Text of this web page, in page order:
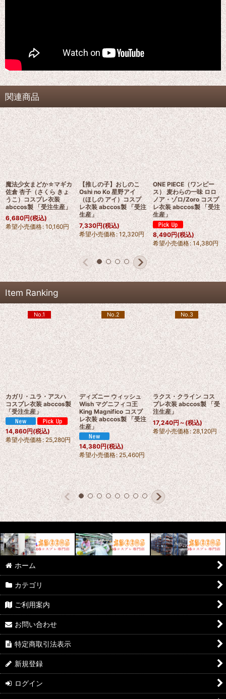
関連商品
魔法少女まどか☆マギカ
佐倉 杏子（さくら きょ
うこ）コスプレ衣装
abccos製 「受注生産」
6,680円(税込)
希望小売価格: 10,160円
【推しの子】おしのこ
Oshi no Ko 星野アイ
（ほしの アイ）コスプ
レ衣装 abccos製 「受注
生産」
7,330円(税込)
希望小売価格: 12,320円
ONE PIECE（ワンピー
ス） 麦わらの一味 ロロ
ノア・ゾロ/Zoro コスプ
レ衣装 abccos製 「受注
生産」
8,490円(税込)
希望小売価格: 14,380円
Item Ranking
No.1
カガリ・ユラ・アスハ
コスプレ衣装 abccos製
「受注生産」
14,860円(税込)
希望小売価格: 25,280円
No.2
ディズニー ウィッシュ
Wish マグニフィコ王
King Magnifico コスプ
レ衣装 abccos製 「受注
生産」
14,380円(税込)
希望小売価格: 25,460円
No.3
ラクス・クライン コス
プレ衣装 abccos製 「受
注生産」
17,240円～(税込)
希望小売価格: 28,120円
ホーム
カテゴリ
ご利用案内
お問い合わせ
特定商取引法表示
新規登録
ログイン